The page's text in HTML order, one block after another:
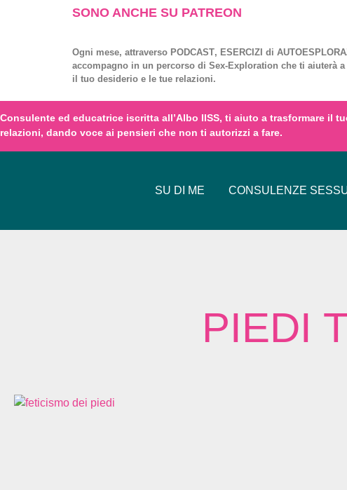
SONO ANCHE SU PATREON
Ogni mese, attraverso PODCAST, ESERCIZI di
accompagno in un percorso di Sex-Exploration che ti aiuterà
il tuo desiderio e le tue relazioni.
Consulente ed educatrice iscritta all’Albo IISS, ti aiuto a trasformare il
relazioni, dando voce ai pensieri che non ti autorizzi a fare.
SU DI ME CONSULENZE
PIEDI